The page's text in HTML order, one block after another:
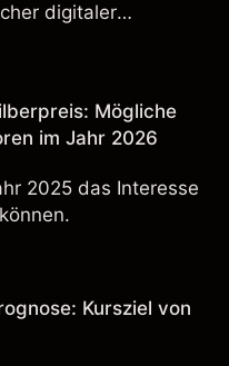
digitaler
Mögliche
im Jahr 2026
2025 das Interesse
Kursziel von